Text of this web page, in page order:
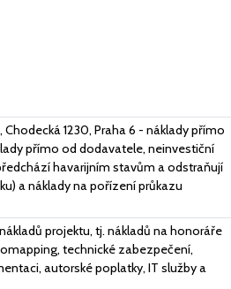
1230, Praha 6 - náklady přímo
přímo od dodavatele, neinvestiční
havarijním stavům a odstraňují
a náklady na pořízení průkazu
nákladů projektu, tj. nákladů na honoráře
technické zabezpečení,
autorské poplatky, IT služby a